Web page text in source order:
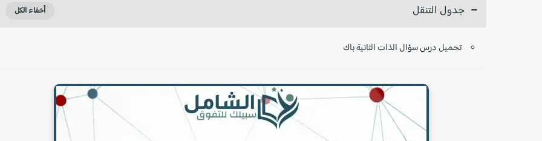
جدول التنقل
تحميل درس سؤال الذات الثانية باك